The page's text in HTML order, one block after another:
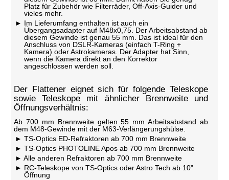
Platz für Zubehör wie Filterräder, Off-Axis-Guider und
vieles mehr.
Im Lieferumfang enthalten ist auch ein
Übergangsadapter auf M48x0,75. Der Arbeitsabstand ab
diesem Gewinde ist genau 55 mm. Das ist ideal für den
Anschluss von DSLR-Kameras (einfach T-Ring +
Kamera) oder Astrokameras. Der Adapter hat Sinn,
wenn die Kamera direkt an den Korrektor
angeschlossen werden soll.
Der Flattener eignet sich für folgende Teleskope
sowie Teleskope mit ähnlicher Brennweite und
Öffnungsverhältnis:
Ab 700 mm Brennweite gelten 55 mm Arbeitsabstand ab
dem M48-Gewinde mit der M63-Verlängerungshülse.
TS-Optics ED-Refraktoren ab 700 mm Brennweite
TS-Optics PHOTOLINE Apos ab 700 mm Brennweite
Alle anderen Refraktoren ab 700 mm Brennweite
RC-Teleskope von TS-Optics oder Astro Tech ab 10"
Öffnung